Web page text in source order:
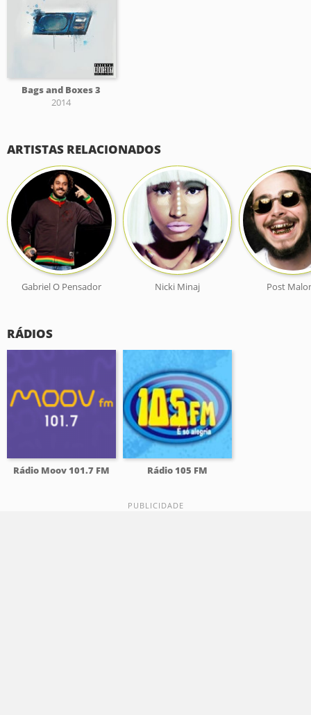
Bags and Boxes 3
2014
ARTISTAS RELACIONADOS
Gabriel O Pensador Nicki Minaj Post
RÁDIOS
Rádio Moov 101.7 FM Rádio 105 FM